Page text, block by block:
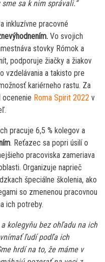
sa k nim správali.“
inkluzívne pracovné
Vo svojich
stovky Rómok a
podporuje žiačky a žiakov
vzdelávania a takisto pre
kariérneho rastu. Za
ocenenie Roma Spirit 2022 v
pracuje 6,5 % kolegov a
. Reťazec sa popri úsilí o
pracoviska zameriava
Organizuje naprieč
špeciálne školenia, ako
so zmenenou pracovnou
ich potreby.
kolegyňu bez ohľadu na ich
ľudí podľa ich
hrdí na to, že máme v